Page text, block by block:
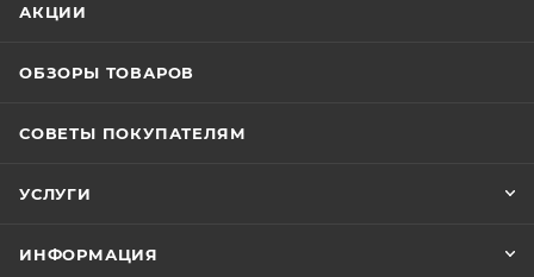
АКЦИИ
ОБЗОРЫ ТОВАРОВ
СОВЕТЫ ПОКУПАТЕЛЯМ
УСЛУГИ
ИНФОРМАЦИЯ